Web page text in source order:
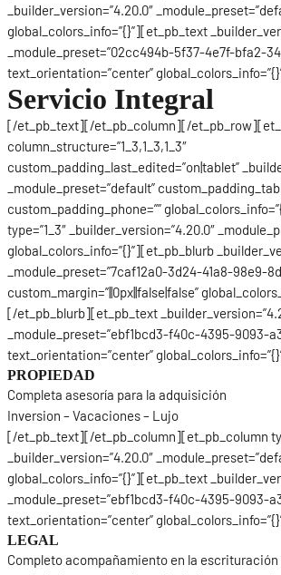
_builder_version=”4.20.0″
global_colors_info=”{}”][et_pb_text
_module_preset=”02cc494b-5f37-4e7f-bfa2-
text_orientation=”center”
Servicio Integral
[/et_pb_text][/et_pb_column][/
column_structure=”1_3,1_3,1_3″
custom_padding_last_edited=”on|tablet”
_module_preset=”default”
custom_padding_phone=””
type=”1_3″ _builder_version=”4.20.0″
global_colors_info=”{}”][et_pb_blurb
_module_preset=”7caf12a0-3d24-41a8-98e9-
custom_margin=”||0px||false|false”
[/et_pb_blurb][et_pb_text
_module_preset=”ebf1bcd3-f40c-4395-9093-
text_orientation=”center”
PROPIEDAD
Completa asesoría para la adquisición
Inversion – Vacaciones – Lujo
[/et_pb_text][/et_pb_column][et_pb_column
_builder_version=”4.20.0″
global_colors_info=”{}”][et_pb_text
_module_preset=”ebf1bcd3-f40c-4395-9093-
text_orientation=”center”
LEGAL
Completo acompañamiento en la escrituración